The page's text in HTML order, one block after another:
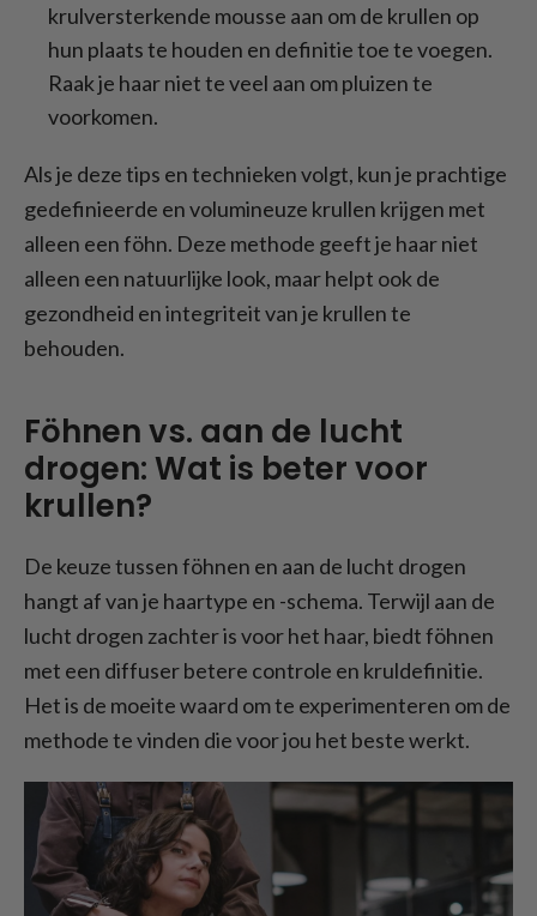
krulversterkende mousse aan om de krullen op
hun plaats te houden en definitie toe te voegen.
Raak je haar niet te veel aan om pluizen te
voorkomen.
Als je deze tips en technieken volgt, kun je prachtige
gedefinieerde en volumineuze krullen krijgen met
alleen een föhn. Deze methode geeft je haar niet
alleen een natuurlijke look, maar helpt ook de
gezondheid en integriteit van je krullen te
behouden.
Föhnen vs. aan de lucht
drogen: Wat is beter voor
krullen?
De keuze tussen föhnen en aan de lucht drogen
hangt af van je haartype en -schema. Terwijl aan de
lucht drogen zachter is voor het haar, biedt föhnen
met een diffuser betere controle en kruldefinitie.
Het is de moeite waard om te experimenteren om de
methode te vinden die voor jou het beste werkt.